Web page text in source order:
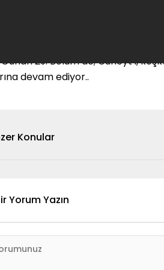
29. Bölüm’de; Cüneyt’i,
devam ediyor..
Konular
Yorum Yazın